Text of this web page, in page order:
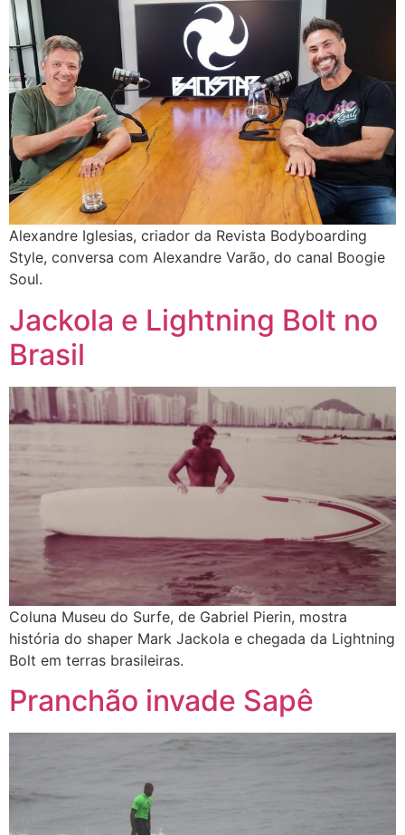
Alexandre Iglesias, criador da Revista Bodyboarding
Style, conversa com Alexandre Varão, do canal Boogie
Soul.
Jackola e Lightning Bolt no
Brasil
Coluna Museu do Surfe, de Gabriel Pierin, mostra
história do shaper Mark Jackola e chegada da Lightning
Bolt em terras brasileiras.
Pranchão invade Sapê